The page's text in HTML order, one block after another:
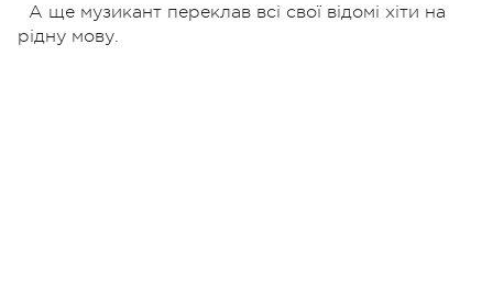
А ще музикант переклав всі свої відомі хіти на
рідну мову.